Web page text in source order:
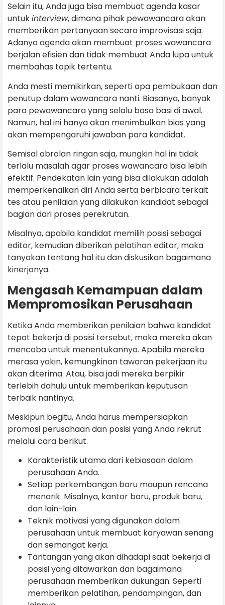
Selain itu, Anda juga bisa membuat agenda kasar
untukinterview, dimana pihak pewawancara akan
memberikan pertanyaan secara improvisasi saja.
Adanya agenda akan membuat proses wawancara
berjalan efisien dan tidak membuat Anda lupa untuk
membahas topik tertentu.
Anda mesti memikirkan, seperti apa pembukaan dan
penutup dalam wawancara nanti. Biasanya, banyak
para pewawancara yang selalu basa basi di awal.
Namun, hal ini hanya akan menimbulkan bias yang
akan mempengaruhi jawaban para kandidat.
Semisal obrolan ringan saja, mungkin hal ini tidak
terlalu masalah agar proses wawancara bisa lebih
efektif. Pendekatan lain yang bisa dilakukan adalah
memperkenalkan diri Anda serta berbicara terkait
tes atau penilaian yang dilakukan kandidat sebagai
bagian dari proses perekrutan.
Misalnya, apabila kandidat memilih posisi sebagai
editor, kemudian diberikan pelatihan editor, maka
tanyakan tentang hal itu dan diskusikan bagaimana
kinerjanya.
Mengasah Kemampuan dalam
Mempromosikan Perusahaan
Ketika Anda memberikan penilaian bahwa kandidat
tepat bekerja di posisi tersebut, maka mereka akan
mencoba untuk menentukannya. Apabila mereka
merasa yakin, kemungkinan tawaran pekerjaan itu
akan diterima. Atau, bisa jadi mereka berpikir
terlebih dahulu untuk memberikan keputusan
terbaik nantinya.
Meskipun begitu, Anda harus mempersiapkan
promosi perusahaan dan posisi yang Anda rekrut
melalui cara berikut.
Karakteristik utama dari kebiasaan dalam
perusahaan Anda.
Setiap perkembangan baru maupun rencana
menarik. Misalnya, kantor baru, produk baru,
dan lain-lain.
Teknik motivasi yang digunakan dalam
perusahaan untuk membuat karyawan senang
dan semangat kerja.
Tantangan yang akan dihadapi saat bekerja di
posisi yang ditawarkan dan bagaimana
perusahaan memberikan dukungan. Seperti
memberikan pelatihan, pendampingan, dan